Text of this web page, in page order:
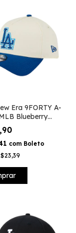
Era 9FORTY A-
Blueberry
Angeles
com Boleto